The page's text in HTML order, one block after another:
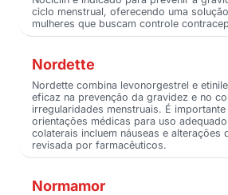
ciclo menstrual, oferecendo uma
mulheres que buscam controle
Nordette
Nordette combina levonorgestrel e
eficaz na prevenção da gravidez e no
irregularidades menstruais. É
orientações médicas para uso
colaterais incluem náuseas e alterações
revisada por farmacêuticos.
Normamor